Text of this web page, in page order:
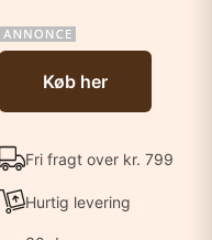
Køb her
Fri fragt over kr. 799
Hurtig levering